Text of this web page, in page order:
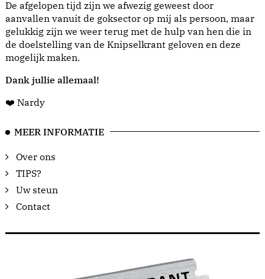
De afgelopen tijd zijn we afwezig geweest door
aanvallen vanuit de goksector op mij als persoon, maar
gelukkig zijn we weer terug met de hulp van hen die in
de doelstelling van de Knipselkrant geloven en deze
mogelijk maken.
Dank jullie allemaal!
❤️ Nardy
MEER INFORMATIE
Over ons
TIPS?
Uw steun
Contact